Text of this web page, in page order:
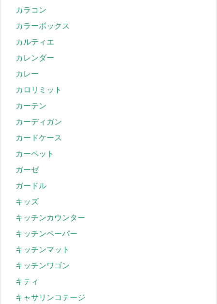
カラコン
カラーボックス
カルティエ
カレンダー
カレー
カロリミット
カーテン
カーディガン
カードケース
カーペット
ガーゼ
ガードル
キッズ
キッチンカウンター
キッチンペーパー
キッチンマット
キッチンワゴン
キティ
キャサリンコテージ